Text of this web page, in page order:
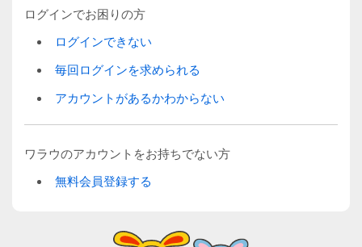
ログインでお困りの方
ログインできない
毎回ログインを求められる
アカウントがあるかわからない
ワラウのアカウントをお持ちでない方
無料会員登録する